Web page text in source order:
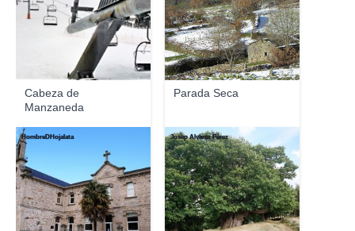
Cabeza de
Manzaneda
Parada Seca
HombreDHojalata Josep Álvarez Pérez